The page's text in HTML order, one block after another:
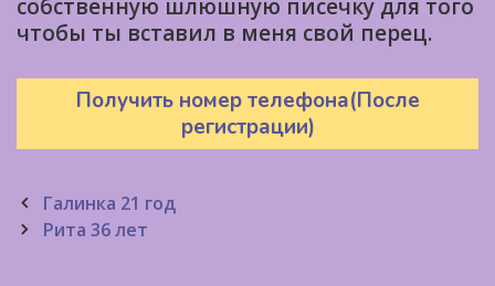
собственную шлюшную писечку для того
чтобы ты вставил в меня свой перец.
Получить номер телефона(После
регистрации)
Post
navigation
Галинка 21 год
Рита 36 лет